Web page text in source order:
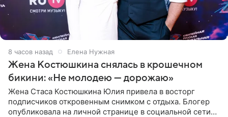
8 часов назад Елена Нужная
Жена Костюшкина снялась в крошечном
бикини: «Не молодею — дорожаю»
Жена Стаса Костюшкина Юлия привела в восторг
подписчиков откровенным снимком с отдыха. Блогер
опубликовала на личной странице в социальной сети